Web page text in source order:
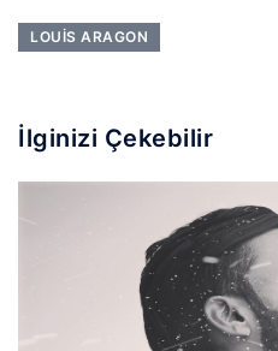
LOUIS ARAGON
İlginizi Çekebilir